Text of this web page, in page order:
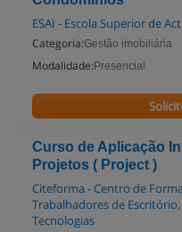
ESAI - Escola Superior de
Categoria:Gestão imobiliária
Modalidade: Presencial
Curso de Aplicação
Projetos ( Project )
Citeforma - Centro de
Trabalhadores de
Tecnologias